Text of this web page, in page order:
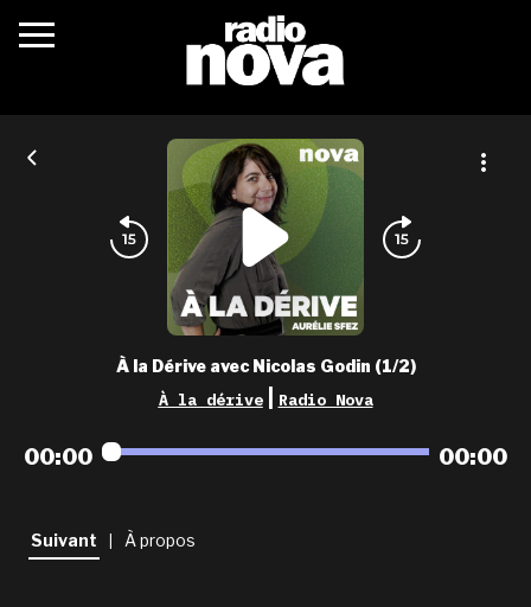
c’était quoi ?
actualités
podcasts
fréquences
nova aime
les grilles
playlists
newsletter
À la Dérive avec Nicolas Godin (1/2)
À la dérive Radio Nova
00:00 00:00
Suivant À propos